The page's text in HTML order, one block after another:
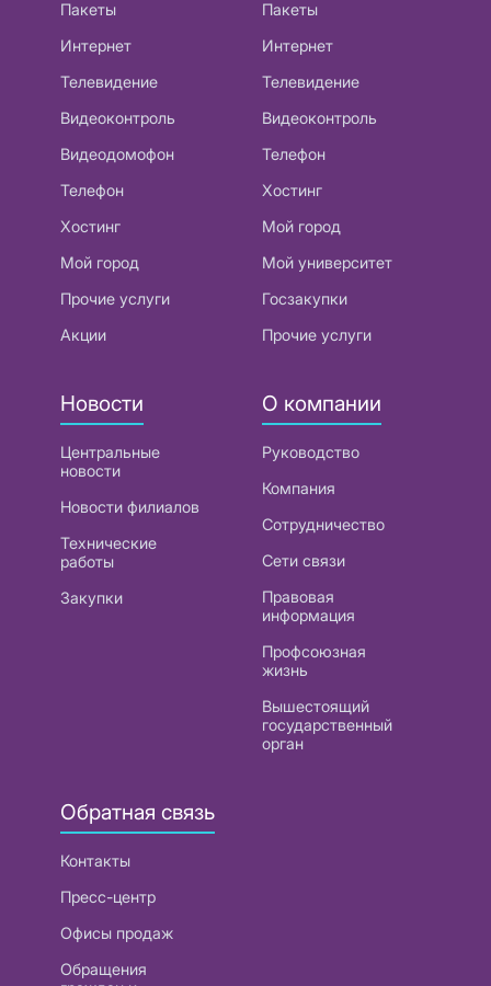
Пакеты
Интернет
Телевидение
Видеоконтроль
Видеодомофон
Телефон
Хостинг
Мой город
Прочие услуги
Акции
Пакеты
Интернет
Телевидение
Видеоконтроль
Телефон
Хостинг
Мой город
Мой университет
Госзакупки
Прочие услуги
Новости
Центральные
новости
Новости филиалов
Технические
работы
Закупки
О компании
Руководство
Компания
Сотрудничество
Сети связи
Правовая
информация
Профсоюзная
жизнь
Вышестоящий
государственный
орган
Обратная связь
Контакты
Пресс-центр
Офисы продаж
Обращения